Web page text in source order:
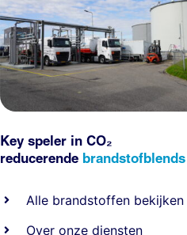
Key speler in CO₂
reducerende brandstofblends
Alle brandstoffen bekijken
Over onze diensten